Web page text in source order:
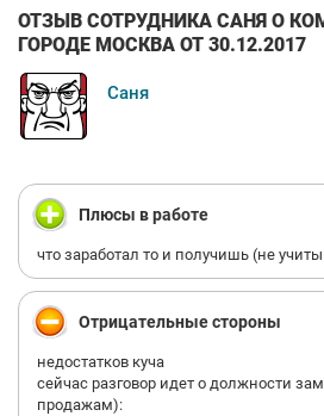
ОТЗЫВ СОТРУДНИКА САНЯ О
ГОРОДЕ МОСКВА ОТ 30.12.2017
Саня
Плюсы в работе
что заработал то и получишь (не
Отрицательные стороны
недостатков куча
сейчас разговор идет о должности
продажам):